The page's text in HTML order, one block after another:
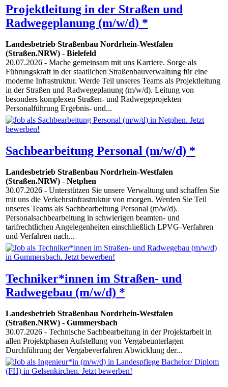
Projektleitung in der Straßen und
Radwegeplanung (m/w/d) *
Landesbetrieb Straßenbau Nordrhein-Westfalen
(Straßen.NRW) - Bielefeld
20.07.2026 - Mache gemeinsam mit uns Karriere. Sorge als
Führungskraft in der staatlichen Straßenbauverwaltung für eine
moderne Infrastruktur. Werde Teil unseres Teams als Projektleitung
in der Straßen und Radwegeplanung (m/w/d). Leitung von
besonders komplexen Straßen- und Radwegeprojekten
Personalführung Ergebnis- und...
Sachbearbeitung Personal (m/w/d) *
Landesbetrieb Straßenbau Nordrhein-Westfalen
(Straßen.NRW) - Netphen
30.07.2026 - Unterstützen Sie unsere Verwaltung und schaffen Sie
mit uns die Verkehrsinfrastruktur von morgen. Werden Sie Teil
unseres Teams als Sachbearbeitung Personal (m/w/d).
Personalsachbearbeitung in schwierigen beamten- und
tarifrechtlichen Angelegenheiten einschließlich LPVG-Verfahren
und Verfahren nach...
Techniker*innen im Straßen- und
Radwegebau (m/w/d) *
Landesbetrieb Straßenbau Nordrhein-Westfalen
(Straßen.NRW) - Gummersbach
30.07.2026 - Technische Sachbearbeitung in der Projektarbeit in
allen Projektphasen Aufstellung von Vergabeunterlagen
Durchführung der Vergabeverfahren Abwicklung der...